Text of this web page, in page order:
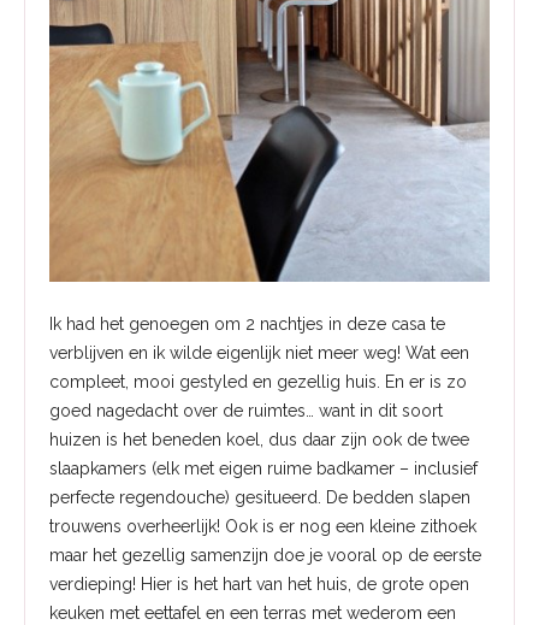
Ik had het genoegen om 2 nachtjes in deze casa te
verblijven en ik wilde eigenlijk niet meer weg! Wat een
compleet, mooi gestyled en gezellig huis. En er is zo
goed nagedacht over de ruimtes… want in dit soort
huizen is het beneden koel, dus daar zijn ook de twee
slaapkamers (elk met eigen ruime badkamer – inclusief
perfecte regendouche) gesitueerd. De bedden slapen
trouwens overheerlijk! Ook is er nog een kleine zithoek
maar het gezellig samenzijn doe je vooral op de eerste
verdieping! Hier is het hart van het huis, de grote open
keuken met eettafel en een terras met wederom een